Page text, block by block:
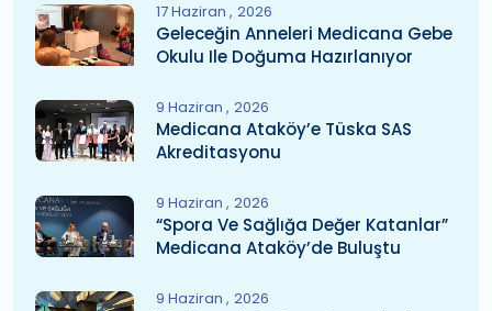
17 Haziran 2026
Geleceğin Anneleri Medicana Gebe
Okulu Ile Doğuma Hazırlanıyor
9 Haziran 2026
Medicana Ataköy’e Tüska SAS
Akreditasyonu
9 Haziran 2026
“Spora Ve Sağlığa Değer Katanlar”
Medicana Ataköy’de Buluştu
9 Haziran 2026